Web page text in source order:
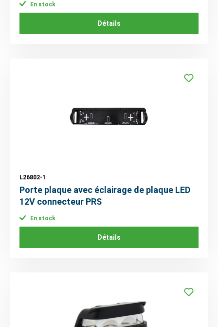
En stock
Détails
L26802-1
Porte plaque avec éclairage de plaque LED
12V connecteur PRS
En stock
Détails